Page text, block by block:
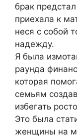
брак
приехала к
неся с собой
надежду.
Я была
раунда
которая
семьям
избегать
Это была
женщины на